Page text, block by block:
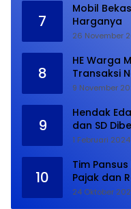
7
Mobil
Harganya
26 November
8
HE Warga
Transaksi
9 November
9
Hendak
dan SD
1 Februari 2024
10
Tim
Pajak dan
Januari
24 Oktober